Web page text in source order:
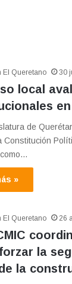
El Queretano 30
local
de
Constitución
»
El Queretano 26
la
la